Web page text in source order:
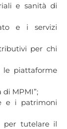
e sanità di
e i servizi
per chi
le piattaforme
di MPMI”;
e i patrimoni
per tutelare il